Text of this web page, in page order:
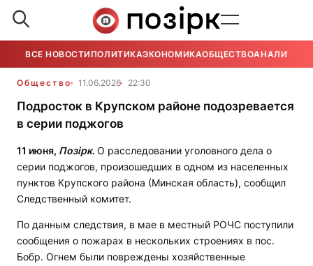
ВСЕ НОВОСТИ ПОЛИТИКАЭКОНОМИКАОБЩЕСТВОАНАЛИТИКА
Общество 11.06.2026 22:30
Подросток в Крупском районе подозревается
в серии поджогов
11 июня, Позірк. О расследовании уголовного дела о
серии поджогов, произошедших в одном из населенных
пунктов Крупского района (Минская область), сообщил
Следственный комитет.
По данным следствия, в мае в местный РОЧС поступили
сообщения о пожарах в нескольких строениях в пос.
Бобр. Огнем были повреждены хозяйственные